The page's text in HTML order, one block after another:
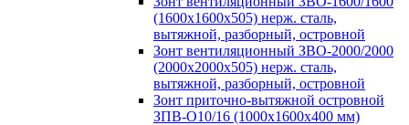
(1600х1600х505) нерж. сталь,
вытяжной, разборный, островной
Зонт вентиляционный ЗВО-2000/2000
(2000х2000х505) нерж. сталь,
вытяжной, разборный, островной
Зонт приточно-вытяжной островной
ЗПВ-О10/16 (1000х1600х400 мм)